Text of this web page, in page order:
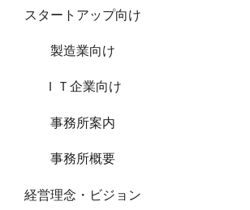
スタートアップ向け
製造業向け
ＩＴ企業向け
事務所案内
事務所概要
経営理念・ビジョン